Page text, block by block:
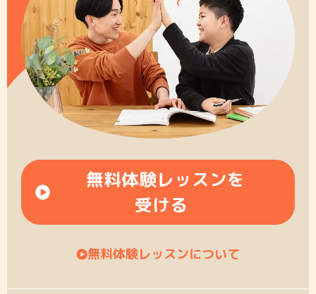
無料体験レッスンを
受ける
無料体験レッスンについて